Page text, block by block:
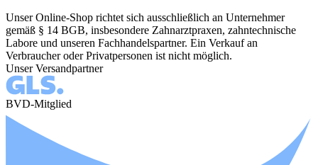
Unser Online-Shop richtet sich ausschließlich an Unternehmer
gemäß § 14 BGB, insbesondere Zahnarztpraxen, zahntechnische
Labore und unseren Fachhandelspartner. Ein Verkauf an
Verbraucher oder Privatpersonen ist nicht möglich.
Unser Versandpartner
BVD-Mitglied